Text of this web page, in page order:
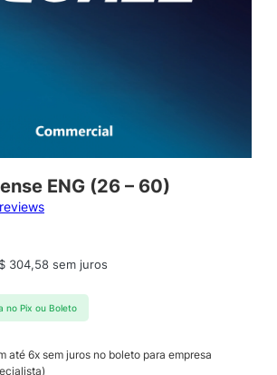
ENG (26 – 60)
304,58 sem juros
no Pix ou Boleto
até 6x sem juros no boleto para empresa